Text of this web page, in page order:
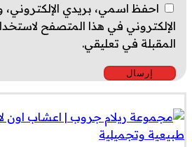
احفظ اسمي، بريدي الإلكتروني،
الإلكتروني في هذا المتصفح
المقبلة في تعليقي.